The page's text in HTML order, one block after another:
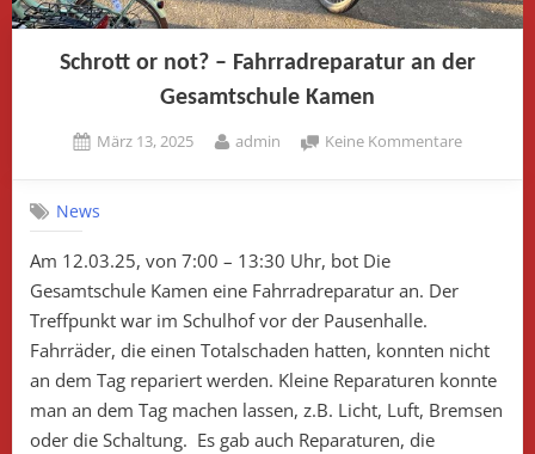
Schrott or not? – Fahrradreparatur an der
Gesamtschule Kamen
Posted
März 13, 2025 By
admin Keine Kommentarezu
News
Am 12.03.25, von 7:00 – 13:30 Uhr, bot Die
Gesamtschule Kamen eine Fahrradreparatur an. Der
Treffpunkt war im Schulhof vor der Pausenhalle.
Fahrräder, die einen Totalschaden hatten, konnten nicht
an dem Tag repariert werden. Kleine Reparaturen konnte
man an dem Tag machen lassen, z.B. Licht, Luft, Bremsen
oder die Schaltung. Es gab auch Reparaturen, die